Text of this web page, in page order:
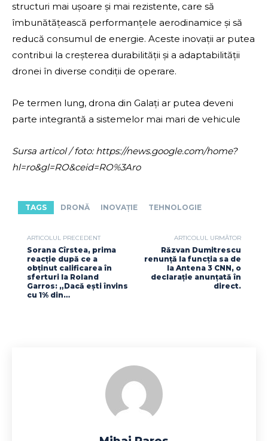
structuri mai ușoare și mai rezistente, care să
îmbunătățească performanțele aerodinamice și să
reducă consumul de energie. Aceste inovații ar putea
contribui la creșterea durabilității și a adaptabilității
dronei în diverse condiții de operare.
Pe termen lung, drona din Galați ar putea deveni
parte integrantă a sistemelor mai mari de vehicule
Sursa articol / foto: https://news.google.com/home?
hl=ro&gl=RO&ceid=RO%3Aro
TAGS DRONĂ INOVAȚIE TEHNOLOGIE
ARTICOLUL PRECEDENT
Sorana Cîrstea, prima
reacție după ce a
obținut calificarea în
sferturi la Roland
Garros: „Dacă ești învins
cu 1% din…
ARTICOLUL URMĂTOR
Răzvan Dumitrescu
renunță la funcția sa de
la Antena 3 CNN, o
declarație anunțată în
direct.